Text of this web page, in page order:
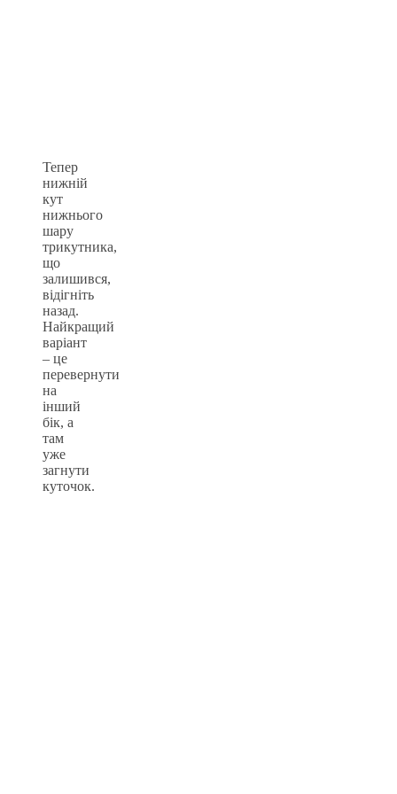
Тепер
нижній
кут
нижнього
шару
трикутника,
що
залишився,
відігніть
назад.
Найкращий
варіант
– це
перевернути
на
інший
бік, а
там
уже
загнути
куточок.